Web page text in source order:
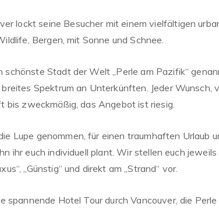
lockt seine Besucher mit einem vielfältigen
Bergen, mit Sonne und Schnee.
Stadt der Welt „Perle am Pazifik“
Spektrum an Unterkünften. Jeder Wunsch,
bis zweckmäßig, das Angebot ist riesig.
Lupe genommen, für einen traumhaften Urlaub
ihr euch individuell plant. Wir stellen euch jeweils
„Günstig“ und direkt am „Strand“ vor.
spannende Hotel Tour durch Vancouver, die Perle